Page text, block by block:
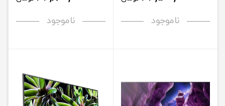
ناموجود ناموجود